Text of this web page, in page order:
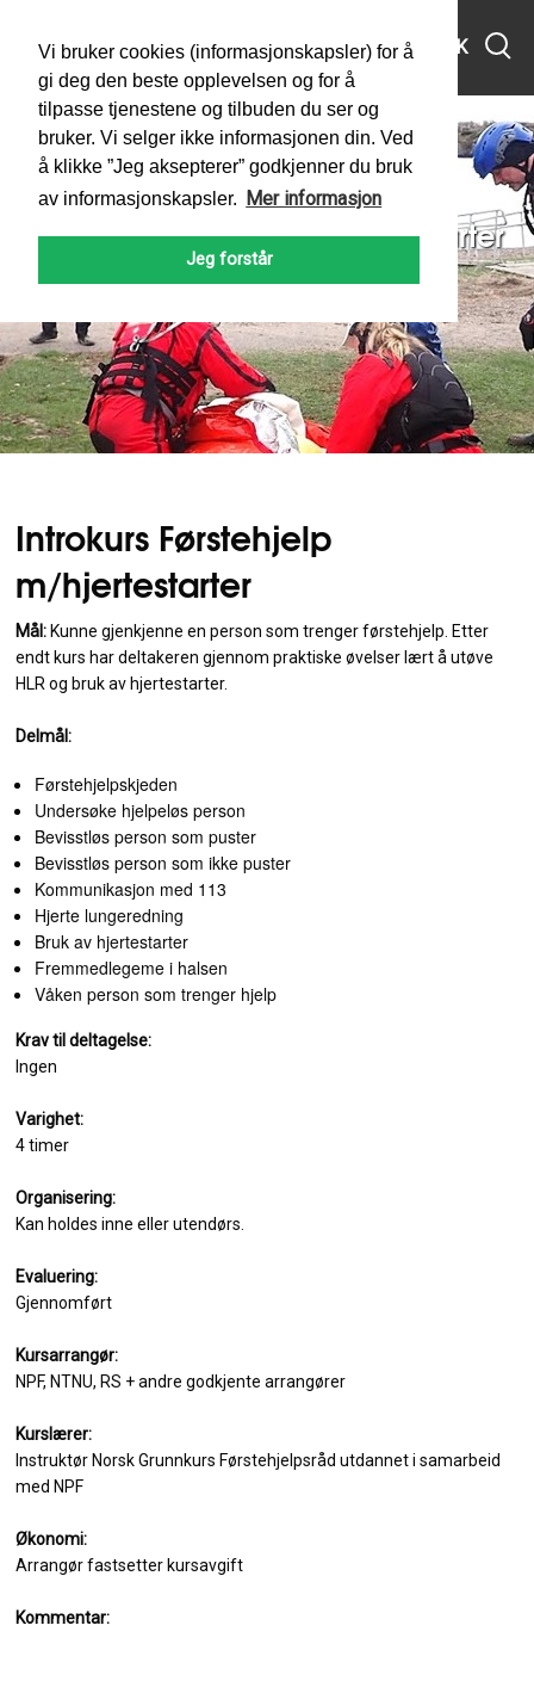
Vi bruker cookies (informasjonskapsler) for å
gi deg den beste opplevelsen og for å
tilpasse tjenestene og tilbuden du ser og
bruker. Vi selger ikke informasjonen din. Ved
å klikke ”Jeg aksepterer” godkjenner du bruk
av informasjonskapsler.
Mer informasjon
Jeg forstår
MENY SØK
Introkurs Førstehjelp m/hjertestarter
Introkurs Førstehjelp
m/hjertestarter
Mål: Kunne gjenkjenne en person som trenger førstehjelp. Etter
endt kurs har deltakeren gjennom praktiske øvelser lært å utøve
HLR og bruk av hjertestarter.
Delmål:
Førstehjelpskjeden
Undersøke hjelpeløs person
Bevisstløs person som puster
Bevisstløs person som ikke puster
Kommunikasjon med 113
Hjerte lungeredning
Bruk av hjertestarter
Fremmedlegeme i halsen
Våken person som trenger hjelp
Krav til deltagelse:
Ingen
Varighet:
4 timer
Organisering:
Kan holdes inne eller utendørs.
Evaluering:
Gjennomført
Kursarrangør:
NPF, NTNU, RS + andre godkjente arrangører
Kurslærer:
Instruktør Norsk Grunnkurs Førstehjelpsråd utdannet i samarbeid
med NPF
Økonomi:
Arrangør fastsetter kursavgift
Kommentar: